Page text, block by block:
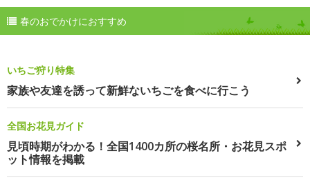
春のおでかけにおすすめ
いちご狩り特集
家族や友達を誘って新鮮ないちごを食べに行こう
全国お花見ガイド
見頃時期がわかる！全国1400カ所の桜名所・お花見スポ
ット情報を掲載